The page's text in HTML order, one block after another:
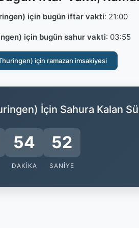
için bugün iftar vakti: 21:00
için bugün sahur vakti: 03:55
için ramazan imsakiyesi
İçin Sahura Kalan
54
DAKIKA
51
SANIYE